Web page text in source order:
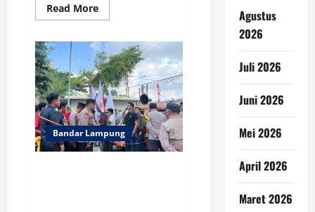
Read MoreRead
more
DPD
PPWI
Lampung
Soroti
Dampak
Efisiensi
Anggaran:
Transparansi
dan
Kepentingan
Publik
Harus
Bandar Lampung
Agustus
2026
Juli 2026
Juni 2026
Mei 2026
April 2026
Maret 2026